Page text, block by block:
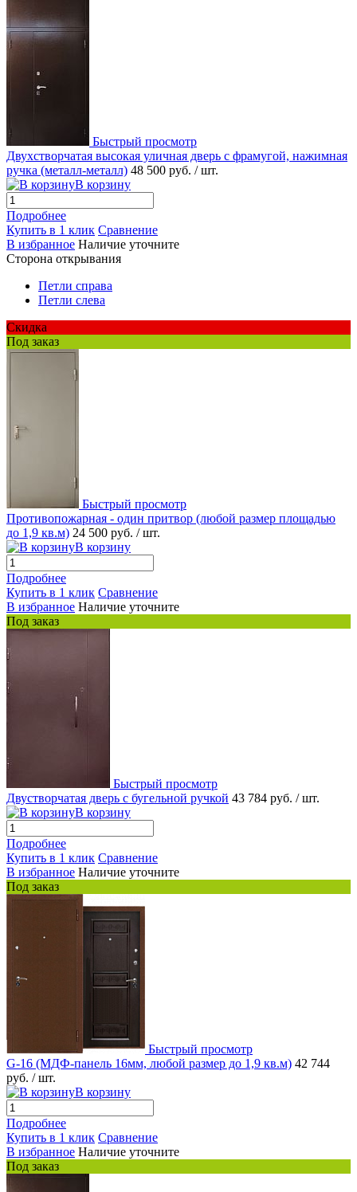
Быстрый просмотр
Двухстворчатая высокая уличная дверь с фрамугой, нажимная
ручка (металл-металл) 48 500 руб. / шт.
В корзину
Подробнее
Купить в 1 клик Сравнение
В избранное Наличие уточните
Сторона открывания
Петли справа
Петли слева
Скидка
Под заказ
Быстрый просмотр
Противопожарная - один притвор (любой размер площадью
до 1,9 кв.м) 24 500 руб. / шт.
В корзину
Подробнее
Купить в 1 клик Сравнение
В избранное Наличие уточните
Под заказ
Быстрый просмотр
Двустворчатая дверь с бугельной ручкой 43 784 руб. / шт.
В корзину
Подробнее
Купить в 1 клик Сравнение
В избранное Наличие уточните
Под заказ
Быстрый просмотр
G-16 (МДФ-панель 16мм, любой размер до 1,9 кв.м) 42 744
руб. / шт.
В корзину
Подробнее
Купить в 1 клик Сравнение
В избранное Наличие уточните
Под заказ